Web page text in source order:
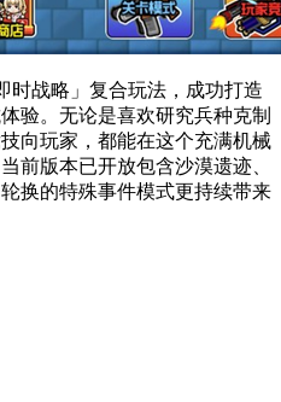
时战略」复合玩法，成功打造
验。无论是喜欢研究兵种克制
向玩家，都能在这个充满机械
前版本已开放包含沙漠遗迹、
换的特殊事件模式更持续带来